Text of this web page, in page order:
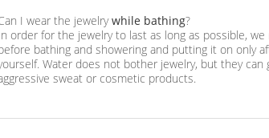
I wear the jewelrywhile bathing?
order for the jewelry to last as long as possible,
bathing and showering and putting it on only
Water does not bother jewelry, but they can
sweat or cosmetic products.